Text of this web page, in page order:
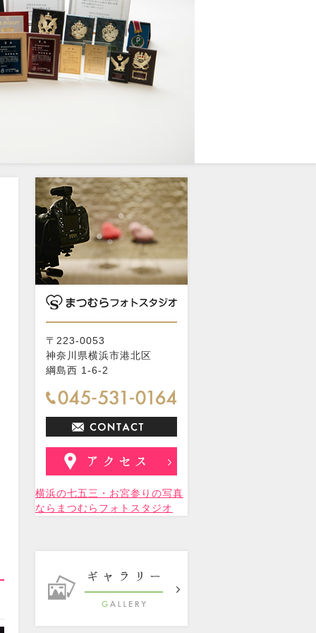
〒223-0053
神奈川県横浜市港北区
綱島西 1-6-2
横浜の七五三・お宮参りの写真
ならまつむらフォトスタジオ